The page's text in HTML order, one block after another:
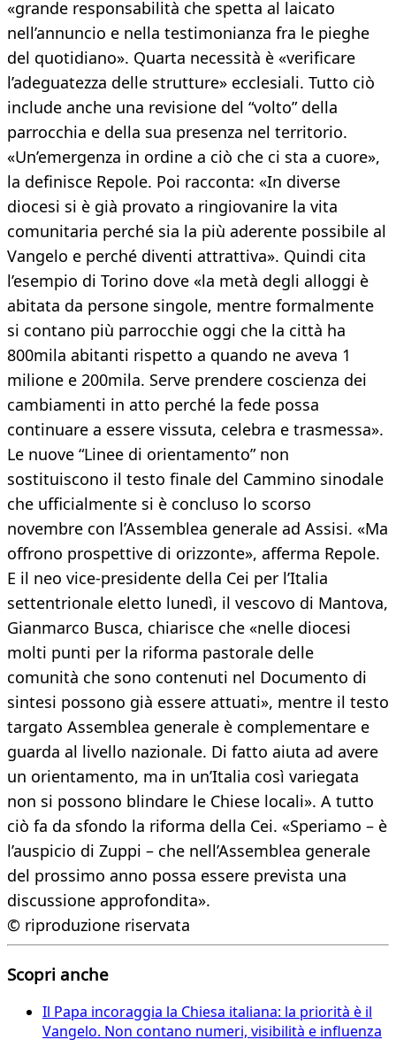
«grande responsabilità che spetta al laicato
nell’annuncio e nella testimonianza fra le pieghe
del quotidiano». Quarta necessità è «verificare
l’adeguatezza delle strutture» ecclesiali. Tutto ciò
include anche una revisione del “volto” della
parrocchia e della sua presenza nel territorio.
«Un’emergenza in ordine a ciò che ci sta a cuore»,
la definisce Repole. Poi racconta: «In diverse
diocesi si è già provato a ringiovanire la vita
comunitaria perché sia la più aderente possibile al
Vangelo e perché diventi attrattiva». Quindi cita
l’esempio di Torino dove «la metà degli alloggi è
abitata da persone singole, mentre formalmente
si contano più parrocchie oggi che la città ha
800mila abitanti rispetto a quando ne aveva 1
milione e 200mila. Serve prendere coscienza dei
cambiamenti in atto perché la fede possa
continuare a essere vissuta, celebra e trasmessa».
Le nuove “Linee di orientamento” non
sostituiscono il testo finale del Cammino sinodale
che ufficialmente si è concluso lo scorso
novembre con l’Assemblea generale ad Assisi. «Ma
offrono prospettive di orizzonte», afferma Repole.
E il neo vice-presidente della Cei per l’Italia
settentrionale eletto lunedì, il vescovo di Mantova,
Gianmarco Busca, chiarisce che «nelle diocesi
molti punti per la riforma pastorale delle
comunità che sono contenuti nel Documento di
sintesi possono già essere attuati», mentre il testo
targato Assemblea generale è complementare e
guarda al livello nazionale. Di fatto aiuta ad avere
un orientamento, ma in un’Italia così variegata
non si possono blindare le Chiese locali». A tutto
ciò fa da sfondo la riforma della Cei. «Speriamo – è
l’auspicio di Zuppi – che nell’Assemblea generale
del prossimo anno possa essere prevista una
discussione approfondita».
© riproduzione riservata
Scopri anche
Il Papa incoraggia la Chiesa italiana: la priorità è il
Vangelo. Non contano numeri, visibilità e influenza